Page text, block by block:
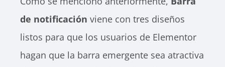
de notificación viene con tres diseños
listos para que los usuarios de Elementor
hagan que la barra emergente sea atractiva